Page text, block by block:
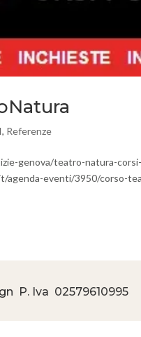
, Referenze
genova/teatro-natura-
agenda-eventi/3950/corso-
P. Iva 02579610995